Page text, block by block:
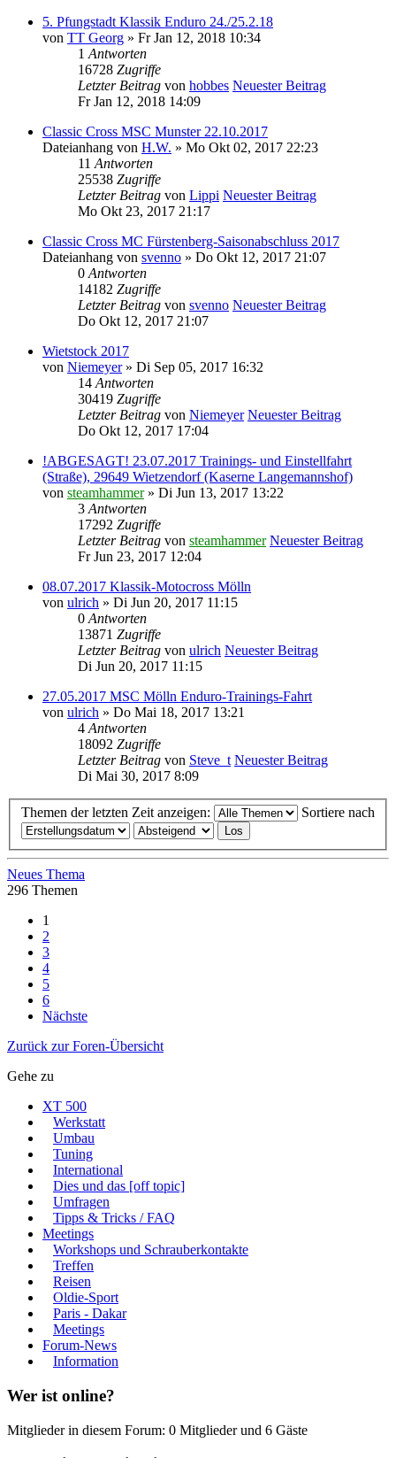
5. Pfungstadt Klassik Enduro 24./25.2.18
von TT Georg » Fr Jan 12, 2018 10:34
1 Antworten
16728 Zugriffe
Letzter Beitrag von hobbes Neuester Beitrag
Fr Jan 12, 2018 14:09
Classic Cross MSC Munster 22.10.2017
Dateianhang von H.W. » Mo Okt 02, 2017 22:23
11 Antworten
25538 Zugriffe
Letzter Beitrag von Lippi Neuester Beitrag
Mo Okt 23, 2017 21:17
Classic Cross MC Fürstenberg-Saisonabschluss 2017
Dateianhang von svenno » Do Okt 12, 2017 21:07
0 Antworten
14182 Zugriffe
Letzter Beitrag von svenno Neuester Beitrag
Do Okt 12, 2017 21:07
Wietstock 2017
von Niemeyer» Di Sep 05, 2017 16:32
14 Antworten
30419 Zugriffe
Letzter Beitrag von Niemeyer Neuester Beitrag
Do Okt 12, 2017 17:04
!ABGESAGT! 23.07.2017 Trainings- und Einstellfahrt
(Straße), 29649 Wietzendorf (Kaserne Langemannshof)
von steamhammer» Di Jun 13, 2017 13:22
3 Antworten
17292 Zugriffe
Letzter Beitrag von steamhammer Neuester Beitrag
Fr Jun 23, 2017 12:04
08.07.2017 Klassik-Motocross Mölln
von ulrich » Di Jun 20, 2017 11:15
0 Antworten
13871 Zugriffe
Letzter Beitrag von ulrich Neuester Beitrag
Di Jun 20, 2017 11:15
27.05.2017 MSC Mölln Enduro-Trainings-Fahrt
von ulrich » Do Mai 18, 2017 13:21
4 Antworten
18092 Zugriffe
Letzter Beitrag von Steve_t Neuester Beitrag
Di Mai 30, 2017 8:09
Themen der letzten Zeit anzeigen: Sortiere nach
Neues Thema
296 Themen
1
2
3
4
5
6
Nächste
Zurück zur Foren-Übersicht
Gehe zu
XT 500
Werkstatt
Umbau
Tuning
International
Dies und das [off topic]
Umfragen
Tipps & Tricks / FAQ
Meetings
Workshops und Schrauberkontakte
Treffen
Reisen
Oldie-Sport
Paris - Dakar
Meetings
Forum-News
Information
Wer ist online?
Mitglieder in diesem Forum: 0 Mitglieder und 6 Gäste